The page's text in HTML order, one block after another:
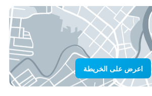
اعرض على الخريطة